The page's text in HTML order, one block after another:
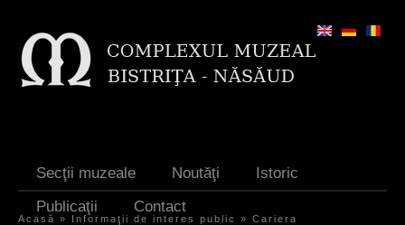
Secţii muzeale Noutăţi
Istoric
Publicaţii
Contact
Acasă » Informaţii de interes public » Cariera